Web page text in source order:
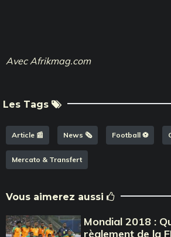
Avec Afrikmag.com
Les Tags
Article 📰 News 🗞️ Football ⚽️
Mercato & Transfert
Vous aimerez aussi
Mondial 2018 :
règlement de la